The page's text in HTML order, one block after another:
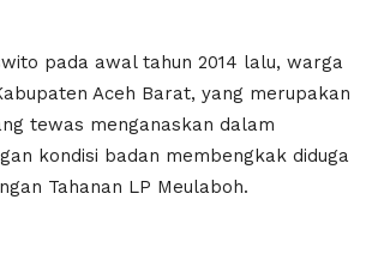
pada awal tahun 2014 lalu, warga
Aceh Barat, yang merupakan
tewas menganaskan dalam
kondisi badan membengkak diduga
Tahanan LP Meulaboh.